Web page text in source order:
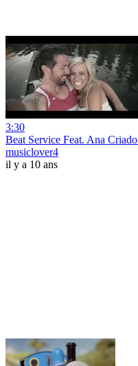
3:30
Beat Service Feat. Ana
musiclover4
il y a 10 ans